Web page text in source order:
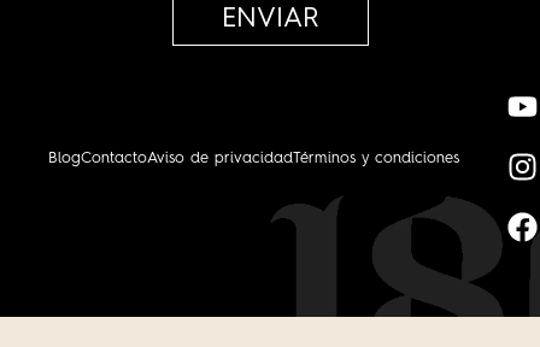
ENVIAR
BlogContactoAviso de privacidadTérminos y condiciones